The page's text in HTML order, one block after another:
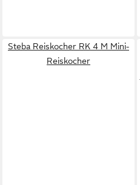
Steba Reiskocher RK 4 M Mini-
Reiskocher